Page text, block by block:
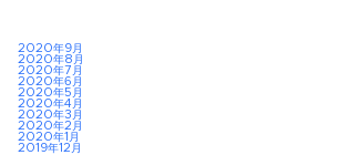
2020年9月
2020年8月
2020年7月
2020年6月
2020年5月
2020年4月
2020年3月
2020年2月
2020年1月
2019年12月